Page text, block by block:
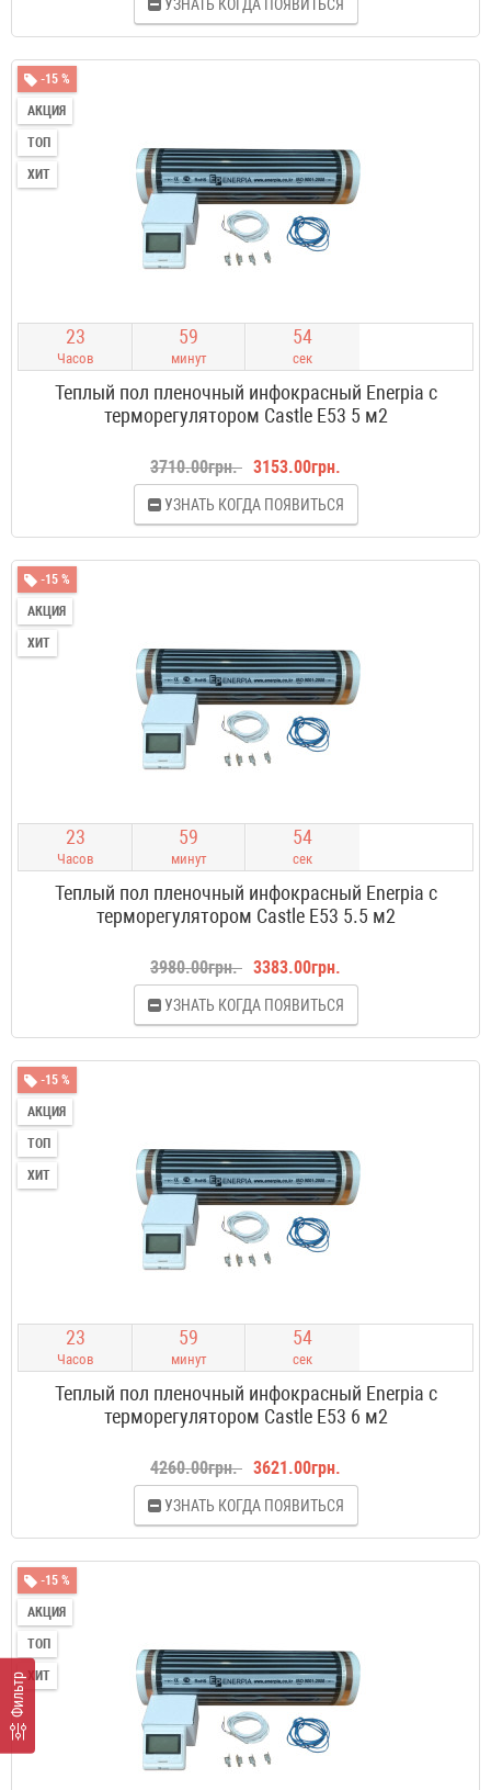
Фильтр
УЗНАТЬ КОГДА ПОЯВИТЬСЯ
-15 %
АКЦИЯ
ТОП
ХИТ
23
Часов
59
минут
53
сек
Теплый пол пленочный инфокрасный Enerpia с
терморегулятором Castle E53 5 м2
3710.00грн. 3153.00грн.
УЗНАТЬ КОГДА ПОЯВИТЬСЯ
-15 %
АКЦИЯ
ХИТ
23
Часов
59
минут
53
сек
Теплый пол пленочный инфокрасный Enerpia с
терморегулятором Castle E53 5.5 м2
3980.00грн. 3383.00грн.
УЗНАТЬ КОГДА ПОЯВИТЬСЯ
-15 %
АКЦИЯ
ТОП
ХИТ
23
Часов
59
минут
53
сек
Теплый пол пленочный инфокрасный Enerpia с
терморегулятором Castle E53 6 м2
4260.00грн. 3621.00грн.
УЗНАТЬ КОГДА ПОЯВИТЬСЯ
-15 %
АКЦИЯ
ТОП
ХИТ